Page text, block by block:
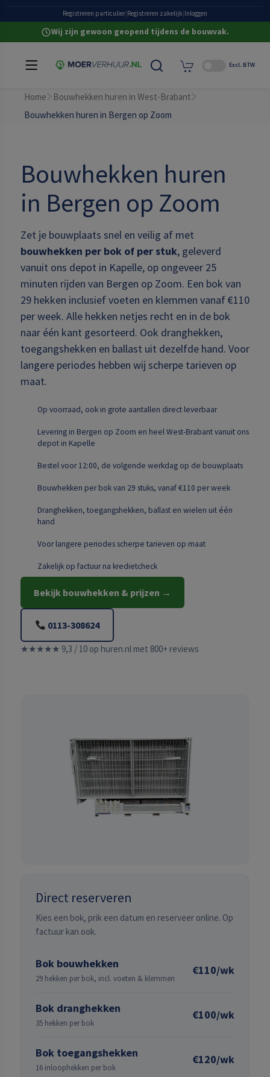
Heldere all-in prijzenRegistreren particulier Registreren zakelijk Inloggen
Wij zijn gewoon geopend tijdens de bouwvak.
Excl. BTW
Home
Bouwhekken huren in West-Brabant
Bouwhekken huren in Bergen op Zoom
Bouwhekken huren
in Bergen op Zoom
Zet je bouwplaats snel en veilig af met
bouwhekken per bok of per stuk, geleverd
vanuit ons depot in Kapelle, op ongeveer 25
minuten rijden van Bergen op Zoom. Een bok van
29 hekken inclusief voeten en klemmen vanaf €110
per week. Alle hekken netjes recht en in de bok
naar één kant gesorteerd. Ook dranghekken,
toegangshekken en ballast uit dezelfde hand. Voor
langere periodes hebben wij scherpe tarieven op
maat.
Op voorraad, ook in grote aantallen direct leverbaar
Levering in Bergen op Zoom en heel West-Brabant vanuit ons
depot in Kapelle
Bestel voor 12:00, de volgende werkdag op de bouwplaats
Bouwhekken per bok van 29 stuks, vanaf €110 per week
Dranghekken, toegangshekken, ballast en wielen uit één
hand
Voor langere periodes scherpe tarieven op maat
Zakelijk op factuur na kredietcheck
Bekijk bouwhekken & prijzen →
0113-308624
★★★★★ 9,3 / 10 op huren.nl met 800+ reviews
Direct reserveren
Kies een bok, prik een datum en reserveer online. Op
factuur kan ook.
Bok bouwhekken
29 hekken per bok, incl. voeten & klemmen
€110/wk
Bok dranghekken
35 hekken per bok
€100/wk
Bok toegangshekken
16 inloophekken per bok
€120/wk